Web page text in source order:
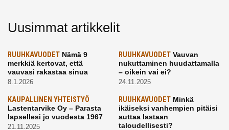
Uusimmat artikkelit
RUUHKAVUODET Nämä 9
merkkiä kertovat, että
vauvasi rakastaa sinua
8.1.2026
RUUHKAVUODETVauvan
nukuttaminen huudattamalla
– oikein vai ei?
24.11.2025
KAUPALLINEN YHTEISTYÖ
Lastentarvike Oy – Parasta
lapsellesi jo vuodesta 1967
21.11.2025
RUUHKAVUODETMinkä
ikäiseksi vanhempien pitäisi
auttaa lastaan
taloudellisesti?